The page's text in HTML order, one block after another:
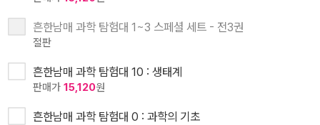
흔한남매 과학 탐험대 1~3 스페셜 세트 - 전3권
절판
흔한남매 과학 탐험대 10 : 생태계
판매가 15,120원
흔한남매 과학 탐험대 0 : 과학의 기초